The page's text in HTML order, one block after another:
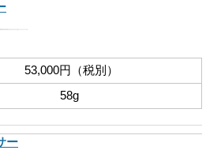
53,000円（税別）
58g
ー